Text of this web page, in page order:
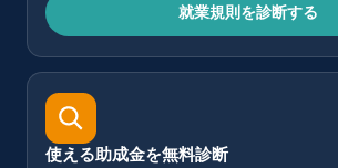
就業規則を診断する
使える助成金を無料診断